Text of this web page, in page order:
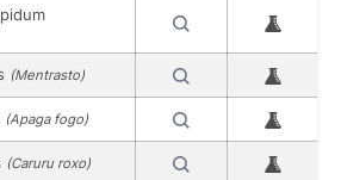
(Mentrasto)
(Apaga fogo)
(Caruru roxo)